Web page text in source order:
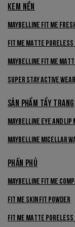
KEM NỀN
Maybelline Fit Me
Fit Me Matte Poreless
Maybelline Fit Me
Super Stay Active
SẢN PHẨM TẨY TRANG
MAYBELLINE Eye And
Maybelline Micellar
PHẤN PHỦ
Maybelline Fit Me
Fit Me Skin Fit Powder
Fit Me Matte Poreless